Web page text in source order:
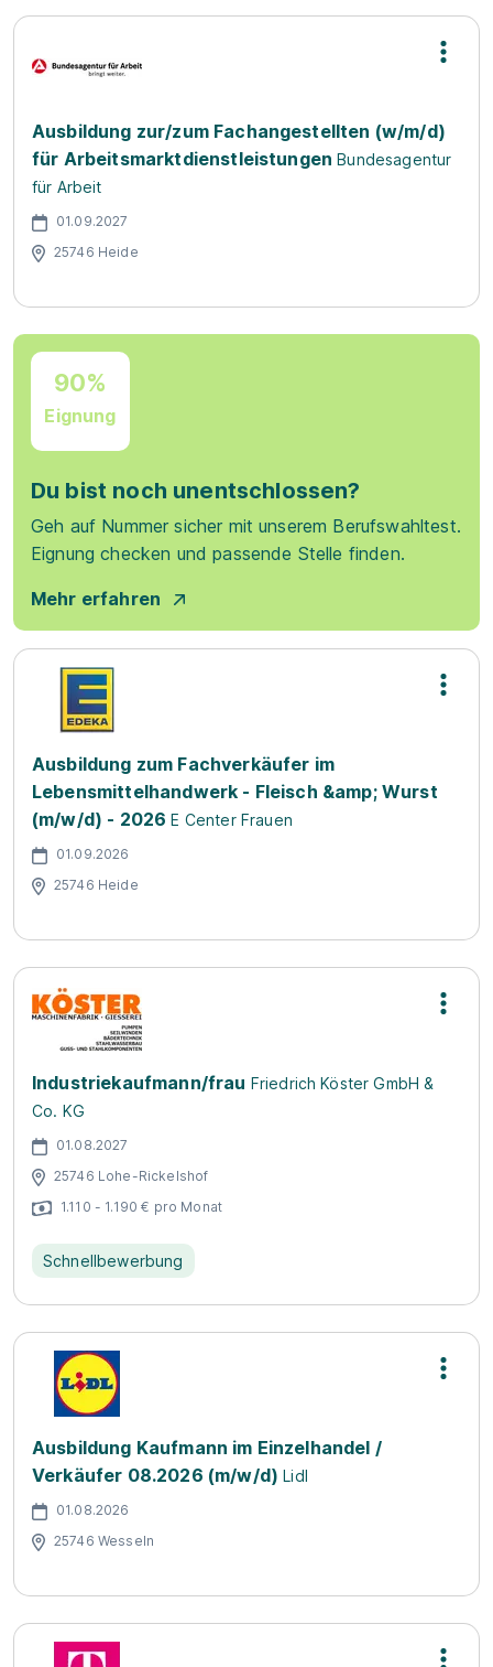
Ausbildung zur/zum Fachangestellten (w/m/d)
für Arbeitsmarktdienstleistungen Bundesagentur
für Arbeit
01.09.2027
25746 Heide
90%
Eignung
Du bist noch unentschlossen?
Geh auf Nummer sicher mit unserem Berufswahltest.
Eignung checken und passende Stelle finden.
Mehr erfahren
Ausbildung zum Fachverkäufer im
Lebensmittelhandwerk - Fleisch &amp; Wurst
(m/w/d) - 2026 E Center Frauen
01.09.2026
25746 Heide
Industriekaufmann/frau Friedrich Köster GmbH &
Co. KG
01.08.2027
25746 Lohe-Rickelshof
1.110 - 1.190 € pro Monat
Schnellbewerbung
Ausbildung Kaufmann im Einzelhandel /
Verkäufer 08.2026 (m/w/d) Lidl
01.08.2026
25746 Wesseln